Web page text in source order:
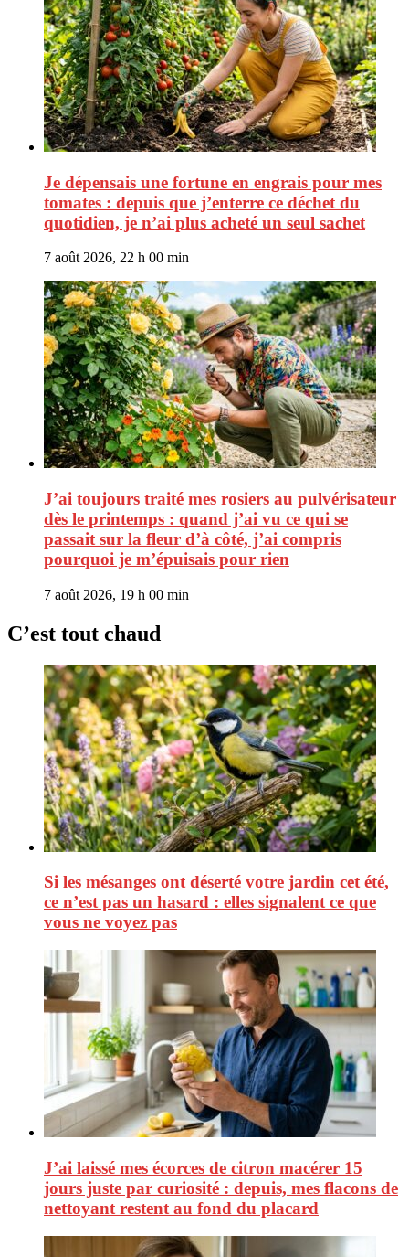
Je dépensais une fortune en engrais pour mes
tomates : depuis que j’enterre ce déchet du
quotidien, je n’ai plus acheté un seul sachet
7 août 2026, 22 h 00 min
J’ai toujours traité mes rosiers au pulvérisateur
dès le printemps : quand j’ai vu ce qui se
passait sur la fleur d’à côté, j’ai compris
pourquoi je m’épuisais pour rien
7 août 2026, 19 h 00 min
C’est tout chaud
Si les mésanges ont déserté votre jardin cet été,
ce n’est pas un hasard : elles signalent ce que
vous ne voyez pas
J’ai laissé mes écorces de citron macérer 15
jours juste par curiosité : depuis, mes flacons de
nettoyant restent au fond du placard